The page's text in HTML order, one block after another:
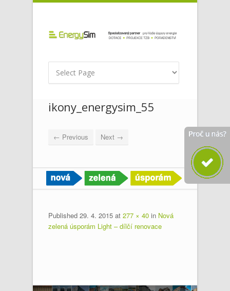
ikony_energysim_55
← Previous Next →
Published 29. 4. 2015 at 277 × 40 in Nová
zelená úsporám Light – dílčí renovace